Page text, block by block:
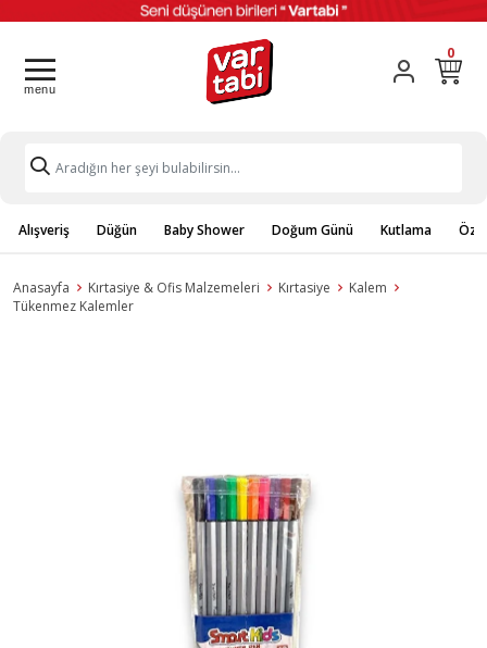
0
Alışveriş Düğün Baby Shower Doğum Günü Kutlama
Anasayfa Kırtasiye & Ofis Malzemeleri Kırtasiye
Kalem
Tükenmez Kalemler